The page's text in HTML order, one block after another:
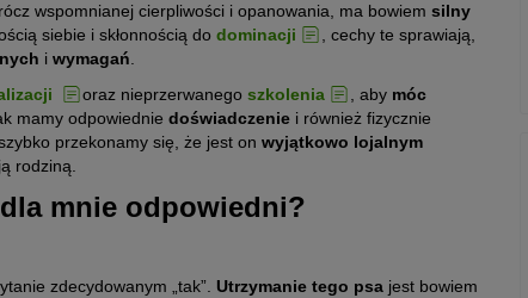
wspomnianej cierpliwości i opanowania, ma bowiem silny
siebie i skłonnością do dominacji
, cechy te sprawiają,
i wymagań.
oraz nieprzerwanego szkolenia , aby móc
mamy odpowiednie doświadczenie i również fizycznie
przekonamy się, że jest on wyjątkowo lojalnym
rodziną.
mnie odpowiedni?
zdecydowanym „tak”. Utrzymanie tego psa jest bowiem